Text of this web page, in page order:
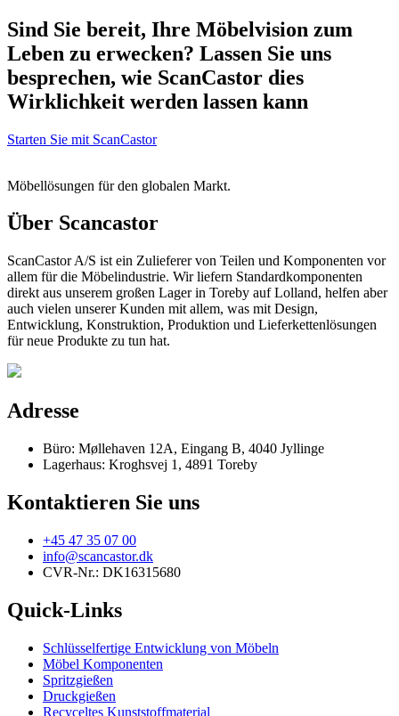
Sind Sie bereit, Ihre Möbelvision zum
Leben zu erwecken? Lassen Sie uns
besprechen, wie ScanCastor dies
Wirklichkeit werden lassen kann
Starten Sie mit ScanCastor
Möbellösungen für den globalen Markt.
Über Scancastor
ScanCastor A/S ist ein Zulieferer von Teilen und Komponenten vor
allem für die Möbelindustrie. Wir liefern Standardkomponenten
direkt aus unserem großen Lager in Toreby auf Lolland, helfen aber
auch vielen unserer Kunden mit allem, was mit Design,
Entwicklung, Konstruktion, Produktion und Lieferkettenlösungen
für neue Produkte zu tun hat.
Adresse
Büro: Møllehaven 12A, Eingang B, 4040 Jyllinge
Lagerhaus: Kroghsvej 1, 4891 Toreby
Kontaktieren Sie uns
+45 47 35 07 00
info@scancastor.dk
CVR-Nr.: DK16315680
Quick-Links
Schlüsselfertige Entwicklung von Möbeln
Möbel Komponenten
Spritzgießen
Druckgießen
Recyceltes Kunststoffmaterial